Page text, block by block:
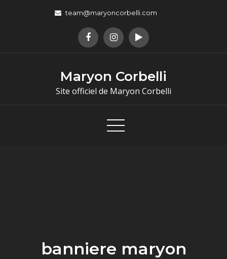
team@maryoncorbelli.com
Maryon Corbelli
Site officiel de Maryon Corbelli
banniere maryon